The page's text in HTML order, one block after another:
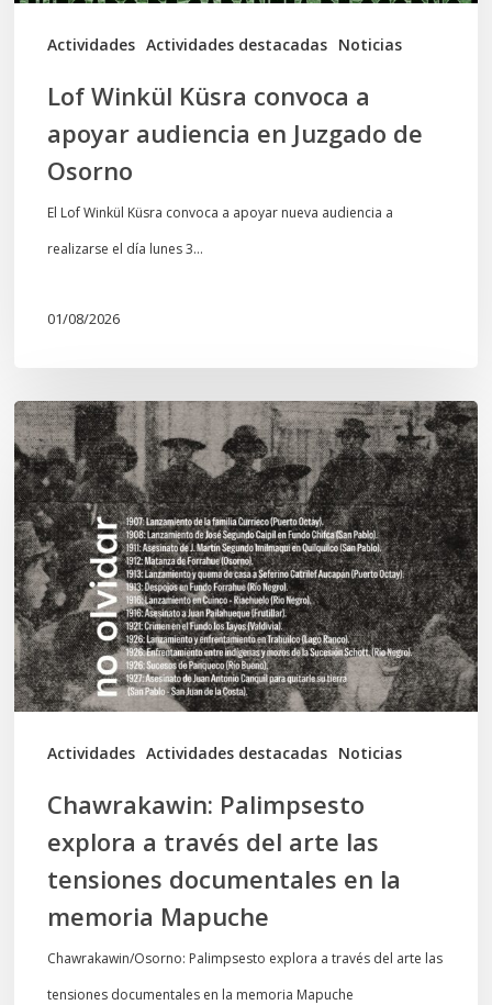
Actividades Actividades destacadas Noticias
Lof Winkül Küsra convoca a
apoyar audiencia en Juzgado de
Osorno
El Lof Winkül Küsra convoca a apoyar nueva audiencia a
realizarse el día lunes 3…
01/08/2026
Actividades Actividades destacadas Noticias
Chawrakawin:
Palimpsesto
explora
a
través
del
arte
las
tensiones
documentales
memoria
Mapuche
Chawrakawin: Palimpsesto
explora a través del arte las
tensiones documentales en la
memoria Mapuche
Chawrakawin/Osorno: Palimpsesto explora a través del arte las
tensiones documentales en la memoria Mapuche